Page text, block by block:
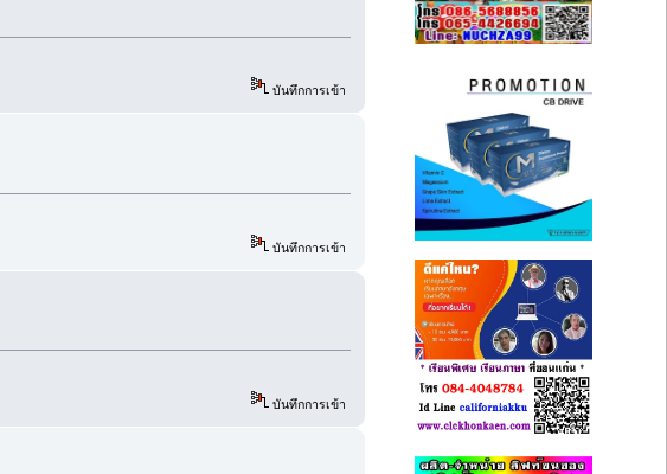
บันทึกการเข้า
บันทึกการเข้า
บันทึกการเข้า